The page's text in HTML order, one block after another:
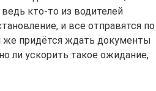
кто-то из водителей
и все отправятся по
же придётся ждать документы
ли ускорить такое ожидание,